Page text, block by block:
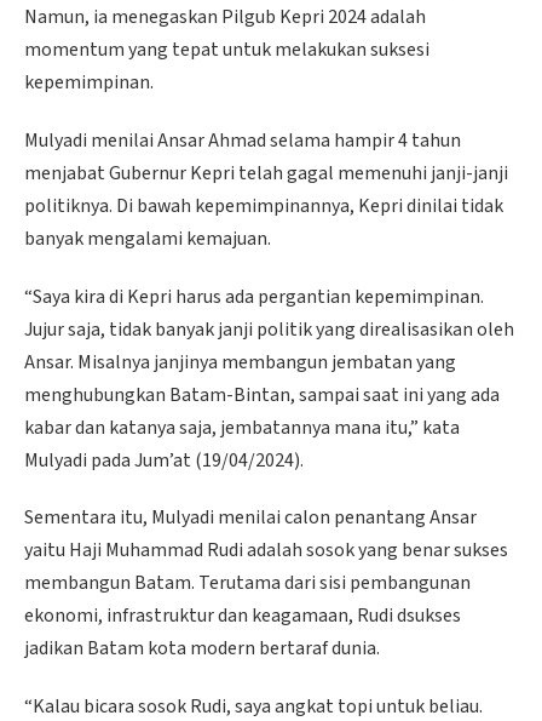
Namun, ia menegaskan Pilgub Kepri 2024 adalah
momentum yang tepat untuk melakukan suksesi
kepemimpinan.
Mulyadi menilai Ansar Ahmad selama hampir 4 tahun
menjabat Gubernur Kepri telah gagal memenuhi janji-janji
politiknya. Di bawah kepemimpinannya, Kepri dinilai tidak
banyak mengalami kemajuan.
“Saya kira di Kepri harus ada pergantian kepemimpinan.
Jujur saja, tidak banyak janji politik yang direalisasikan oleh
Ansar. Misalnya janjinya membangun jembatan yang
menghubungkan Batam-Bintan, sampai saat ini yang ada
kabar dan katanya saja, jembatannya mana itu,” kata
Mulyadi pada Jum’at (19/04/2024).
Sementara itu, Mulyadi menilai calon penantang Ansar
yaitu Haji Muhammad Rudi adalah sosok yang benar sukses
membangun Batam. Terutama dari sisi pembangunan
ekonomi, infrastruktur dan keagamaan, Rudi dsukses
jadikan Batam kota modern bertaraf dunia.
“Kalau bicara sosok Rudi, saya angkat topi untuk beliau.